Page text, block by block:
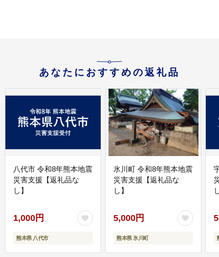
あなたにおすすめの返礼品
八代市 令和8年熊本地震
災害支援【返礼品な
し】
1,000円
熊本県 八代市
氷川町 令和8年熊本地震
災害支援【返礼品な
し】
5,000円
熊本県 氷川町